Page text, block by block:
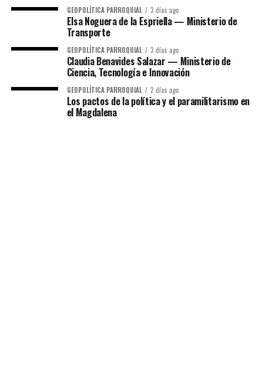
GEOPOLÍTICA PARROQUIAL 3 días ago
Elsa Noguera de la Espriella — Ministerio de
Transporte
GEOPOLÍTICA PARROQUIAL 3 días ago
Claudia Benavides Salazar — Ministerio de
Ciencia, Tecnología e Innovación
GEOPOLÍTICA PARROQUIAL 2 días ago
Los pactos de la política y el paramilitarismo en
el Magdalena